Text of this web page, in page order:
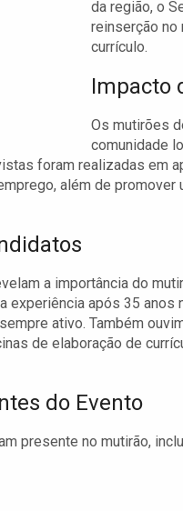
da região, o
reinserção no
currículo.
Impacto
Os mutirões
comunidade
foram realizadas em
além de
a importância do
experiência após 35 anos
ativo. Também
de elaboração de
do Evento
presente no mutirão,